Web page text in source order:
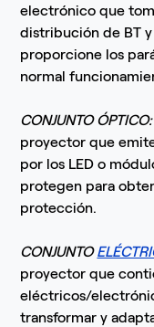
electrónico que
distribución de BT
proporcione los
normal
CONJUNTO ÓPTICO:
proyector que
por los LED o
protegen para
protección.
CONJUNTO
proyector que
eléctricos/
transformar y